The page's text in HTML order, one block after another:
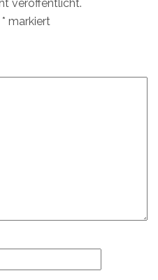
veröffentlicht.
* markiert